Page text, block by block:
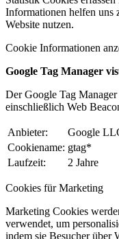
Informationen helfen uns
Website nutzen.
Cookie Informationen
Google Tag Manager
Der Google Tag
einschließlich Web
Anbieter:
Google
Cookiename: gtag*
Laufzeit:
2 Jahre
Cookies für Marketing
Marketing Cookies
verwendet, um
indem sie Besucher über